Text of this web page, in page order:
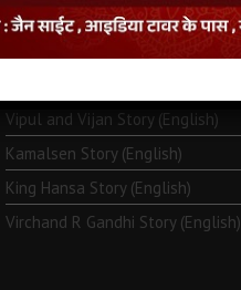
Monk Metarya (English)
Vipul and Vijan Story (English)
Kamalsen Story (English)
King Hansa Story (English)
Virchand R Gandhi Story (English)